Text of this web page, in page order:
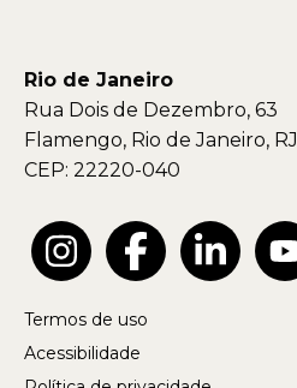
Rio de Janeiro
Rua Dois de Dezembro, 63
Flamengo, Rio de Janeiro, RJ
CEP: 22220-040
Termos de uso
Acessibilidade